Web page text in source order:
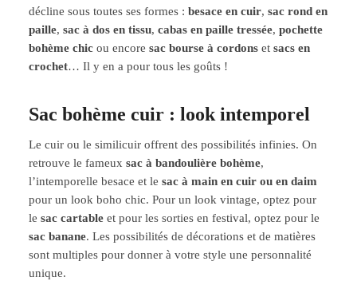
décline sous toutes ses formes :besace en cuir,sac rond en
paille,sac à dos en tissu,cabas en paille tressée,pochette
bohème chic ou encoresac bourse à cordons etsacs en
crochet… Il y en a pour tous les goûts !
Sac bohème cuir : look intemporel
Le cuir ou le similicuir offrent des possibilités infinies. On
retrouve le fameuxsac à bandoulière bohème,
l’intemporelle besace et lesac à main en cuir ou en daim
pour un look boho chic. Pour un look vintage, optez pour
lesac cartable et pour les sorties en festival, optez pour le
sac banane. Les possibilités de décorations et de matières
sont multiples pour donner à votre style une personnalité
unique.